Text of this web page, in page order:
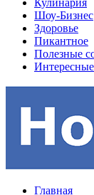
Кулинария
Шоу-Бизнес
Здоровье
Пикантное
Полезные
Главная